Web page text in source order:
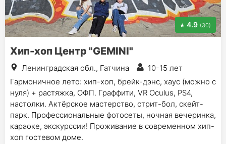
4.9 (30)
Хип-хоп Центр "GEMINI"
Ленинградская обл., Гатчина
10-15 лет
Гармоничное лето: хип-хоп, брейк-дэнс, хаус (можно с
нуля) + растяжка, ОФП. Граффити, VR Oculus, PS4,
настолки. Актёрское мастерство, стрит-бол, скейт-
парк. Профессиональные фотосеты, ночная вечеринка,
караоке, экскурссии! Проживание в современном хип-
хоп гостевом доме.